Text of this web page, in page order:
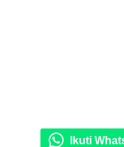
Ikuti